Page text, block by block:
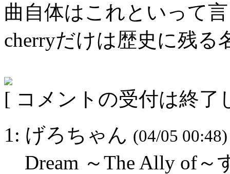
曲自体はこれといって
cherryだけは歴史に残る
[ コメントの受付は終了
1: げろちゃん (04/05 00:48)
Dream ～The Ally of～